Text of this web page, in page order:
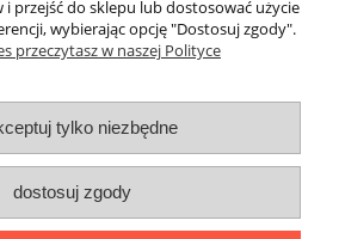
Pomoc
Moje konto
i dostawa
Informacje
przejść do sklepu lub dostosować użycie
wybierając opcję "Dostosuj zgody".
przeczytasz w naszej Polityce
tylko niezbędne
dostosuj zgody